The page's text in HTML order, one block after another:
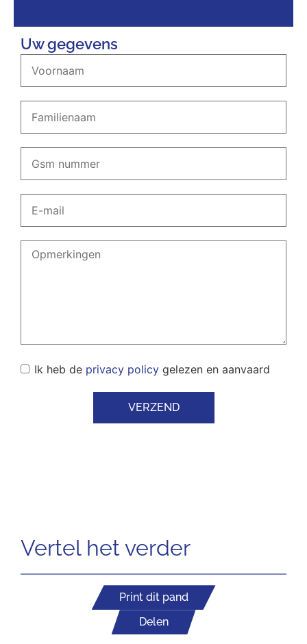
Uw gegevens
Ik heb de privacy policy gelezen en aanvaard
VERZEND
Vertel het verder
Print dit pand
Delen